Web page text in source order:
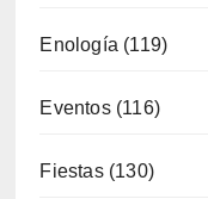
Fiestas(130)
Formación(51)
Fotoperiodismo